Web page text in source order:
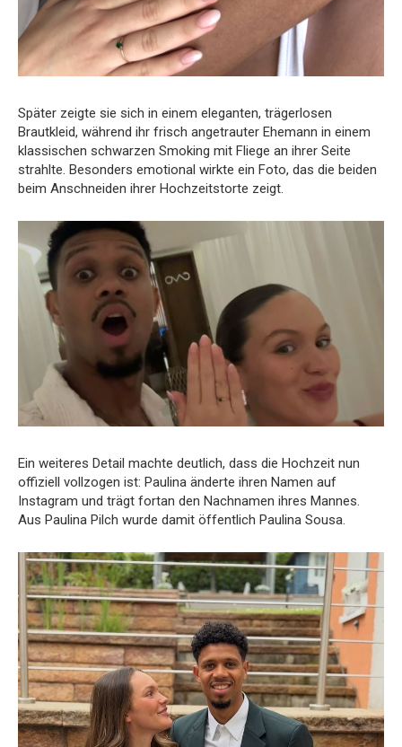
Später zeigte sie sich in einem eleganten, trägerlosen
Brautkleid, während ihr frisch angetrauter Ehemann in einem
klassischen schwarzen Smoking mit Fliege an ihrer Seite
strahlte. Besonders emotional wirkte ein Foto, das die beiden
beim Anschneiden ihrer Hochzeitstorte zeigt.
Ein weiteres Detail machte deutlich, dass die Hochzeit nun
offiziell vollzogen ist: Paulina änderte ihren Namen auf
Instagram und trägt fortan den Nachnamen ihres Mannes.
Aus Paulina Pilch wurde damit öffentlich Paulina Sousa.